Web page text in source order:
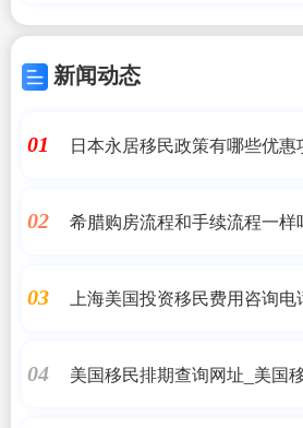
新闻动态
01
日本永居移民政策有哪些优惠
02
希腊购房流程和手续流程一样
03
上海美国投资移民费用咨询电
04
美国移民排期查询网址_美国